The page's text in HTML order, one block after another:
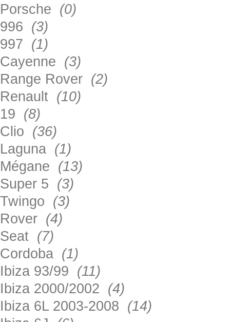
Porsche (0)
996 (3)
997 (1)
Cayenne (3)
Range Rover (2)
Renault (10)
19 (8)
Clio (36)
Laguna (1)
Mégane (13)
Super 5 (3)
Twingo (3)
Rover (4)
Seat (7)
Cordoba (1)
Ibiza 93/99 (11)
Ibiza 2000/2002 (4)
Ibiza 6L 2003-2008 (14)